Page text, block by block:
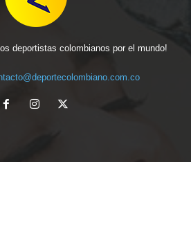
deportistas colombianos por el mundo!